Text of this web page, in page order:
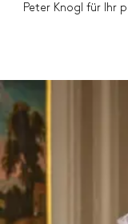
Peter Knogl für Ihr